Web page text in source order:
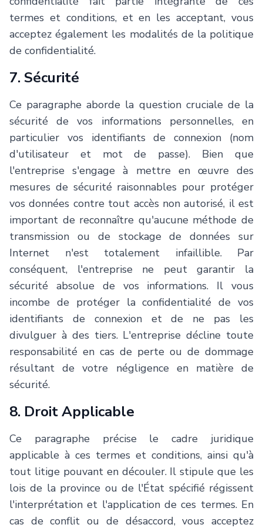
termes et conditions, et en les acceptant, vous
acceptez également les modalités de la politique
de confidentialité.
7. Sécurité
Ce paragraphe aborde la question cruciale de la
sécurité de vos informations personnelles, en
particulier vos identifiants de connexion (nom
d'utilisateur et mot de passe). Bien que
l'entreprise s'engage à mettre en œuvre des
mesures de sécurité raisonnables pour protéger
vos données contre tout accès non autorisé, il est
important de reconnaître qu'aucune méthode de
transmission ou de stockage de données sur
Internet n'est totalement infaillible. Par
conséquent, l'entreprise ne peut garantir la
sécurité absolue de vos informations. Il vous
incombe de protéger la confidentialité de vos
identifiants de connexion et de ne pas les
divulguer à des tiers. L'entreprise décline toute
responsabilité en cas de perte ou de dommage
résultant de votre négligence en matière de
sécurité.
8. Droit Applicable
Ce paragraphe précise le cadre juridique
applicable à ces termes et conditions, ainsi qu'à
tout litige pouvant en découler. Il stipule que les
lois de la province ou de l'État spécifié régissent
l'interprétation et l'application de ces termes. En
cas de conflit ou de désaccord, vous acceptez